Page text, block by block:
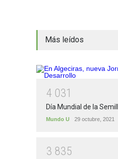
Más leídos
4 031
Día Mundial de la
Mundo U 29 octubre, 2021
3 835